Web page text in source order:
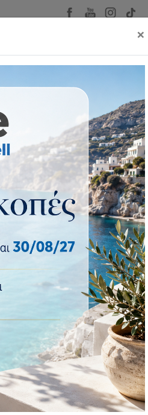
0
ΕΙΔΗ ΕΞΩΤΕΡΙΚΟΥ ΧΩΡΟΥ
χρώμα χρυσό 25x16x25εκ.
Megapap
μεταλλική χρώμα χρυσό
€44,90
στο καλάθι
×